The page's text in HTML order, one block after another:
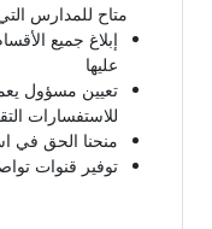
متاح للمدارس
إبلاغ جميع
عليها
تعيين مسؤول
للاستفسارات
منحنا الحق في
توفير قنوات